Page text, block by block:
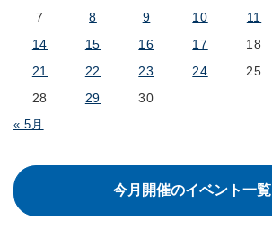
« 5月
7
8 9 10 11
14
15 16 17 18
21
22 23 24 25
28
29 30
今月開催のイベント一覧